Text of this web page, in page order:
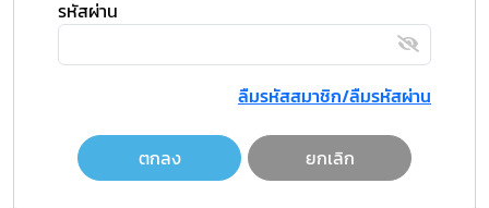
รหัสผ่าน
ลืมรหัสสมาชิก/ลืมรหัสผ่าน
ตกลง ยกเลิก